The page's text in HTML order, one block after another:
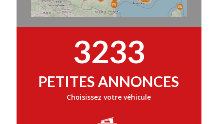
3233
PETITES ANNONCES
Choisissez votre véhicule